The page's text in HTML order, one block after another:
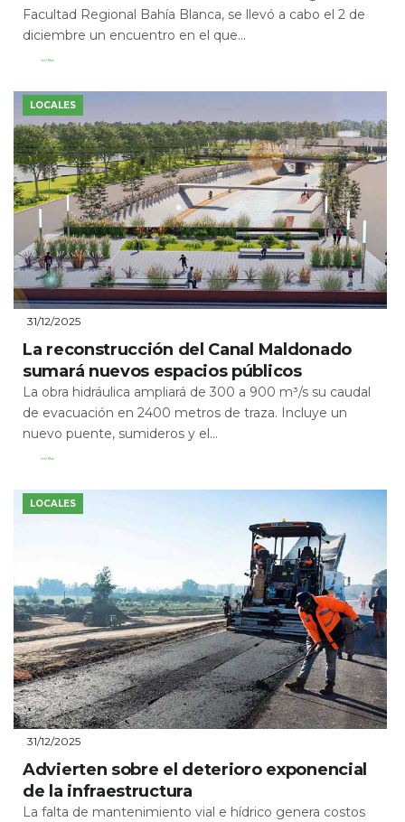
Facultad Regional Bahía Blanca, se llevó a cabo el 2 de
diciembre un encuentro en el que...
Leer Más
LOCALES
31/12/2025
La reconstrucción del Canal Maldonado
sumará nuevos espacios públicos
La obra hidráulica ampliará de 300 a 900 m³/s su caudal
de evacuación en 2400 metros de traza. Incluye un
nuevo puente, sumideros y el...
Leer Más
LOCALES
31/12/2025
Advierten sobre el deterioro exponencial
de la infraestructura
La falta de mantenimiento vial e hídrico genera costos